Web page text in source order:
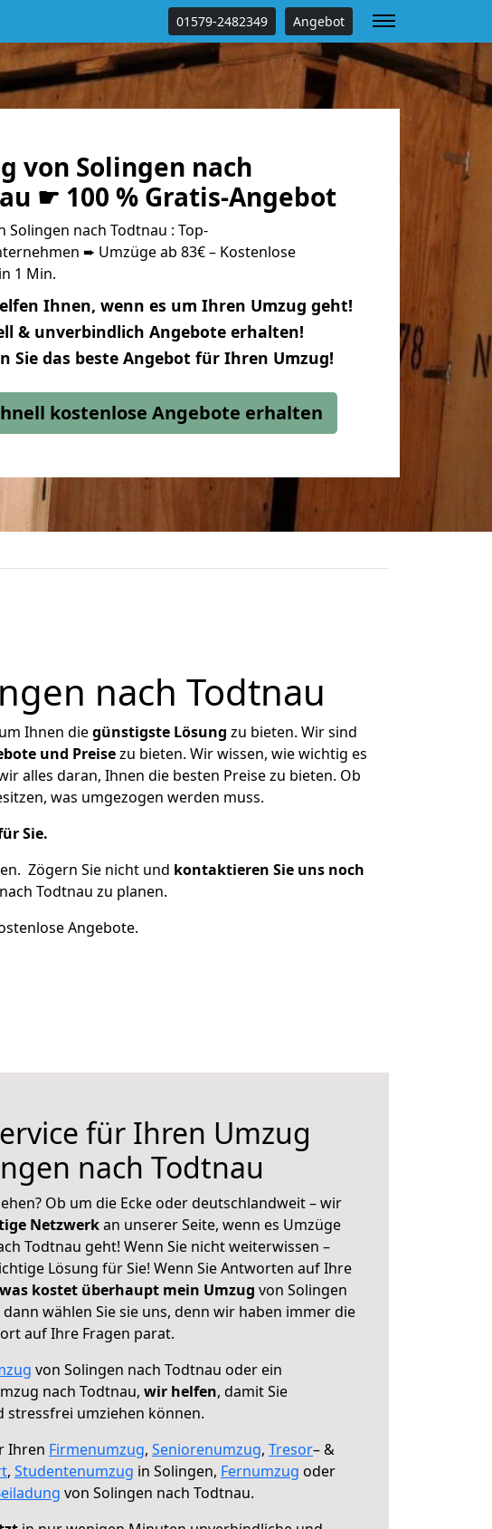
01579-2482349 Angebot
von Solingen nach
☛ 100 % Gratis-Angebot
Solingen nach Todtnau : Top-
➨ Umzüge ab 83€ – Kostenlose
1 Min.
Ihnen, wenn es um Ihren Umzug geht!
& unverbindlich Angebote erhalten!
Sie das beste Angebot für Ihren Umzug!
kostenlose Angebote erhalten
nach Todtnau
Ihnen diegünstigste Lösung zu bieten. Wir sind
und Preisezu bieten. Wir wissen, wie wichtig es
alles daran, Ihnen die besten Preise zu bieten. Ob
was umgezogen werden muss.
Sie.
Zögern Sie nicht und kontaktieren Sie uns noch
Todtnau zu planen.
Angebote.
für Ihren Umzug
nach Todtnau
Ob um die Ecke oder deutschlandweit – wir
Netzwerkan unserer Seite, wenn es Umzüge
Todtnau geht! Wenn Sie nicht weiterwissen –
Lösung für Sie! Wenn Sie Antworten auf Ihre
was kostet überhaupt mein Umzug von Solingen
dann wählen Sie sie uns, denn wir haben immer die
auf Ihre Fragen parat.
von Solingen nach Todtnau oder ein
nach Todtnau, wir helfen, damit Sie
stressfrei umziehen können.
Ihren Firmenumzug, Seniorenumzug, Tresor– &
, Studentenumzug in Solingen, Fernumzug oder
von Solingen nach Todtnau.